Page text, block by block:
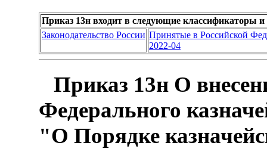
Приказ 13н входит в следующие классификаторы и
Законодательство России Принятые в Российской
2022-04
Приказ 13н О
Федерального
"О Порядке